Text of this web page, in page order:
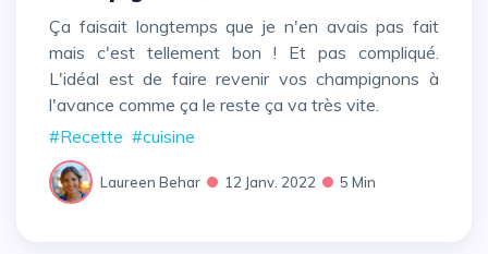
Ça faisait longtemps que je n'en avais pas fait
mais c'est tellement bon ! Et pas compliqué.
L'idéal est de faire revenir vos champignons à
l'avance comme ça le reste ça va très vite.
#Recette #cuisine
Laureen Behar 12 Janv. 2022 5 Min